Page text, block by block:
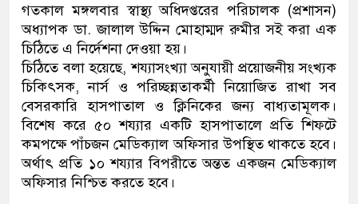
গতকাল মঙ্গলবার স্বাস্থ্য অধিদপ্তরের পরিচালক (প্রশাসন)
অধ্যাপক ডা. জালাল উদ্দিন মোহাম্মদ রুমীর সই করা এক
চিঠিতে এ নির্দেশনা দেওয়া হয়।
চিঠিতে বলা হয়েছে, শয্যাসংখ্যা অনুযায়ী প্রয়োজনীয় সংখ্যক
চিকিৎসক, নার্স ও পরিচ্ছন্নতাকর্মী নিয়োজিত রাখা সব
বেসরকারি হাসপাতাল ও ক্লিনিকের জন্য বাধ্যতামূলক।
বিশেষ করে ৫০ শয্যার একটি হাসপাতালে প্রতি শিফটে
কমপক্ষে পাঁচজন মেডিক্যাল অফিসার উপস্থিত থাকতে হবে।
অর্থাৎ প্রতি ১০ শয্যার বিপরীতে অন্তত একজন মেডিক্যাল
অফিসার নিশ্চিত করতে হবে।